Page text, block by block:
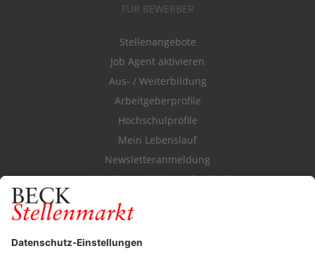
FÜR BEWERBER
Stellenangebote
Job Agent aktivieren
Aus- / Weiterbildung
Arbeitgeberprofile
Hochschulprofile
Mein Lebenslauf
Newsletteranmeldung
Durchsuchen Sie den Stellenkatalog
FÜR ARBEITGEBER
Stellenmarktpreise